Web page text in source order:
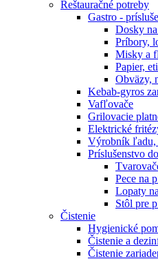
Reštauračné potreby
Gastro -
Dosky
Príbory,
Misky a
Papier,
Obväzy,
Kebab-gyros
Vafľovače
Grilovacie
Elektrické
Výrobník ľadu,
Príslušenstvo
Pece na
Lopaty
Stôl pre
Čistenie
Hygienické
Čistenie a
Čistenie